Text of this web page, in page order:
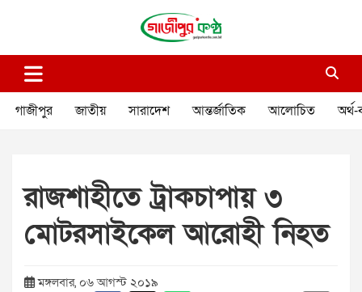
গাজীপুর কণ্ঠ
গাজীপুর জাতীয় সারাদেশ আন্তর্জাতিক আলোচিত অর্থ-
রাজশাহীতে ট্রাকচাপায় ৩
মোটরসাইকেল আরোহী নিহত
মঙ্গলবার, ০৬ আগস্ট ২০১৯